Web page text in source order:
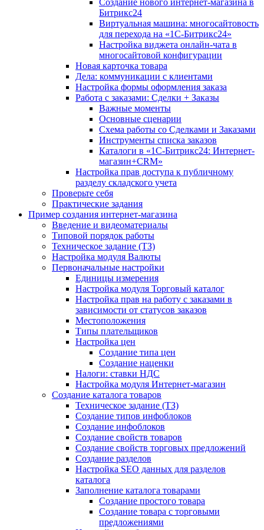
Создание нового интернет-магазина в
Битрикс24
Виртуальная машина: многосайтовость
для перехода на «1С-Битрикс24»
Настройка виджета онлайн-чата в
многосайтовой конфигурации
Новая карточка товара
Дела: коммуникации с клиентами
Настройка формы оформления заказа
Работа с заказами: Сделки + Заказы
Важные моменты
Основные сценарии
Схема работы со Сделками и Заказами
Инструменты списка заказов
Каталоги в «1С-Битрикс24: Интернет-
магазин+CRM»
Настройка прав доступа к публичному
разделу складского учета
Проверьте себя
Практические задания
Пример создания интернет-магазина
Введение и видеоматериалы
Типовой порядок работы
Техническое задание (ТЗ)
Настройка модуля Валюты
Первоначальные настройки
Единицы измерения
Настройка модуля Торговый каталог
Настройка прав на работу с заказами в
зависимости от статусов заказов
Местоположения
Типы плательщиков
Настройка цен
Создание типа цен
Создание наценки
Налоги: ставки НДС
Настройка модуля Интернет-магазин
Создание каталога товаров
Техническое задание (ТЗ)
Создание типов инфоблоков
Создание инфоблоков
Создание свойств товаров
Создание свойств торговых предложений
Создание разделов
Настройка SEO данных для разделов
каталога
Заполнение каталога товарами
Создание простого товара
Создание товара с торговыми
предложениями